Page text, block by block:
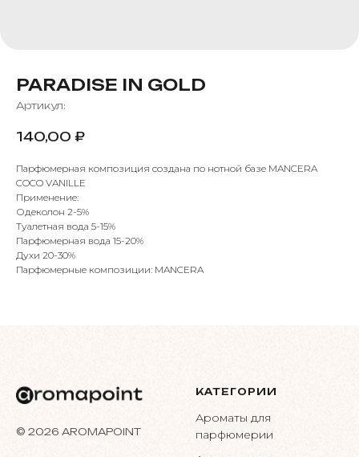
PARADISE IN GOLD
Артикул:
140,00 ₽
Парфюмерная композиция создана по нотной базе MANCERA
COCO VANILLE
Применение:
Одеколон 2-5%
Туалетная вода 5-15%
Парфюмерная вода 15-20%
Духи 20-30%
Парфюмерные композиции: MANCERA
© 2026 AROMAPOINT
КАТЕГОРИИ
Ароматы для
парфюмерии